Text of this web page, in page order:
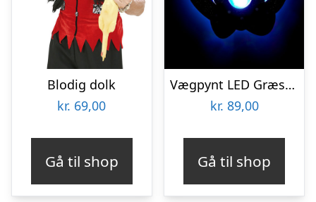
Blodig dolk
kr. 69,00
Gå til shop
Vægpynt LED Græskar
kr. 89,00
Gå til shop